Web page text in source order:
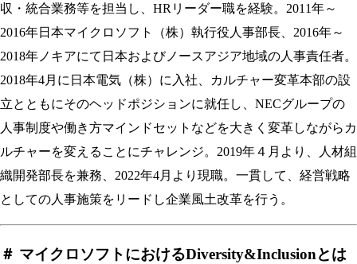
収・統合業務等を担当し、HRリーダー職を経験。2011年～
2016年日本マイクロソフト（株）執行役人事部長、2016年～
2018年ノキアにて日本およびノースアジア地域の人事責任者。
2018年4月に日本電気（株）に入社、カルチャー変革本部の設
立とともにそのヘッドポジションに就任し、NECグループの
人事制度や働き方マインドセットなどを大きく変革しながらカ
ルチャーを変えることにチャレンジ。2019年４月より、人材組
織開発部長を兼務、2022年4月より現職。一貫して、経営戦略
としての人事施策をリードし企業風土改革を行う。
＃ マイクロソフトにおけるDiversity&Inclusionとは